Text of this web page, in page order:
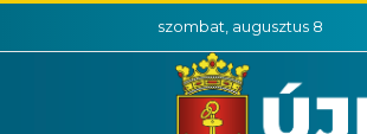
szombat, augusztus 8